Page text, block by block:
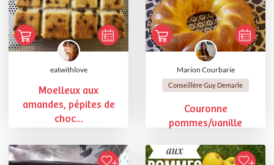
eatwithlove
Moelleux aux
amandes, pépites de
choc...
Marion Courbarie
Conseillère Guy Demarle
Couronne
pommes/vanille